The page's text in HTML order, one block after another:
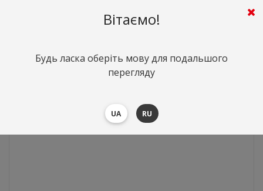
грн.($0)
Вітаємо!
Будь ласка оберіть мову для подальшого
перегляду
UA RU